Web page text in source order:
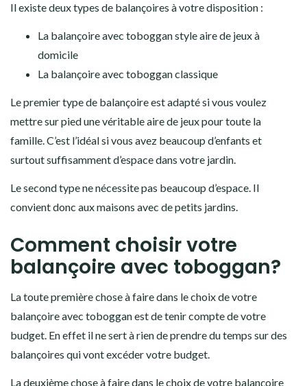
Il existe deux types de balançoires à votre disposition :
La balançoire avec toboggan style aire de jeux à
domicile
La balançoire avec toboggan classique
Le premier type de balançoire est adapté si vous voulez
mettre sur pied une véritable aire de jeux pour toute la
famille. C’est l’idéal si vous avez beaucoup d’enfants et
surtout suffisamment d’espace dans votre jardin.
Le second type ne nécessite pas beaucoup d’espace. Il
convient donc aux maisons avec de petits jardins.
Comment choisir votre
balançoire avec toboggan?
La toute première chose à faire dans le choix de votre
balançoire avec toboggan est de tenir compte de votre
budget. En effet il ne sert à rien de prendre du temps sur des
balançoires qui vont excéder votre budget.
La deuxième chose à faire dans le choix de votre balançoire